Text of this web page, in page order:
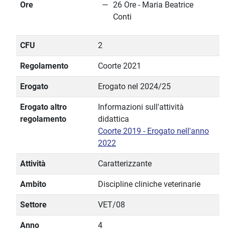
Ore
26 Ore - Maria Beatrice
Conti
CFU 2
Regolamento Coorte 2021
Erogato Erogato nel 2024/25
Erogato altro
regolamento
Informazioni sull'attività
didattica
Coorte 2019 - Erogato nell'anno
2022
Attività Caratterizzante
Ambito Discipline cliniche veterinarie
Settore VET/08
Anno 4